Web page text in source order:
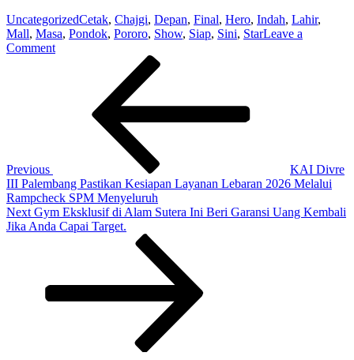
UncategorizedCetak, Chajgi, Depan, Final, Hero, Indah, Lahir,
Mall, Masa, Pondok, Pororo, Show, Siap, Sini, StarLeave a
Commenton
Final
Show
Siap
Cetak
di
Pondok
Previous
KAI Divre
III Palembang Pastikan Kesiapan Layanan Lebaran 2026 Melalui
Rampcheck SPM Menyeluruh
Next
Post
Next Gym Eksklusif di Alam Sutera Ini Beri Garansi Uang Kembali
Jika Anda Capai Target.